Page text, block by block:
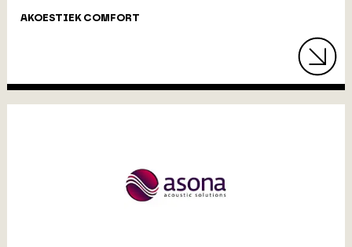
AKOESTIEK COMFORT